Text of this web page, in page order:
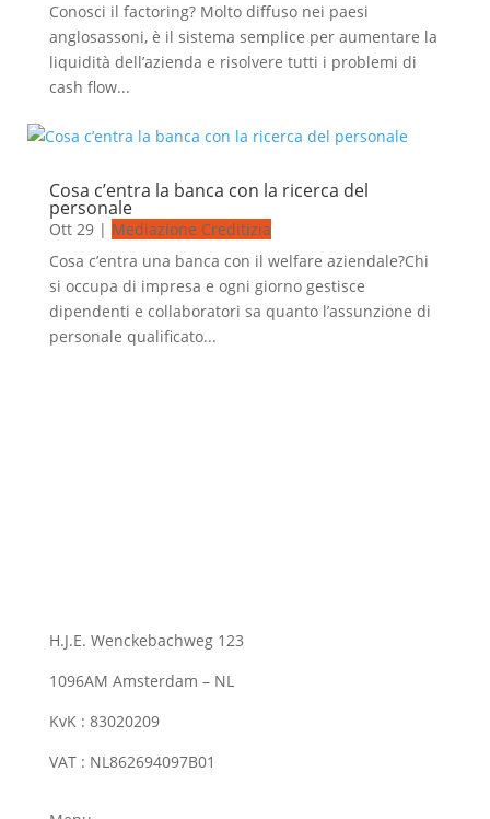
Conosci il factoring? Molto diffuso nei paesi
anglosassoni, è il sistema semplice per aumentare la
liquidità dell’azienda e risolvere tutti i problemi di
cash flow...
Cosa c’entra la banca con la ricerca del
personale
Ott 29| Mediazione Creditizia
Cosa c’entra una banca con il welfare aziendale?Chi
si occupa di impresa e ogni giorno gestisce
dipendenti e collaboratori sa quanto l’assunzione di
personale qualificato...
H.J.E. Wenckebachweg 123
1096AM Amsterdam – NL
KvK : 83020209
VAT : NL862694097B01